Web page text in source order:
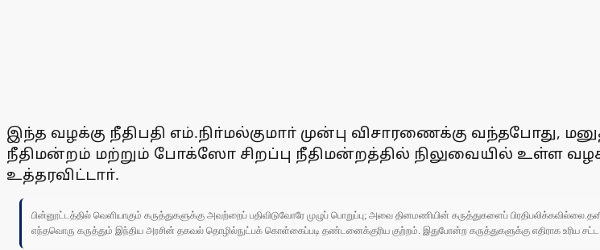
இந்த வழக்கு நீதிபதி எம்.நிா்மல்குமாா் முன்பு விசாரணைக்கு வந்தபோது,
நீதிமன்றம் மற்றும் போக்ஸோ சிறப்பு நீதிமன்றத்தில் நிலுவையில் உள்ள
உத்தரவிட்டாா்.
பின்னூட்டத்தில் வெளியாகும் கருத்துகளுக்கு அவற்றைப் பதிவிடுவோரே முழுப் பொறுப்பு; அவை தினமணியின் கருத்துகளைப்
எந்தவொரு கருத்தும் இந்திய அரசின் தகவல் தொழில்நுட்பக் கொள்கைப்படி தண்டனைக்குரிய குற்றம். இதுபோன்ற கருத்துகளுக்கு எதிராக உரிய சட்ட